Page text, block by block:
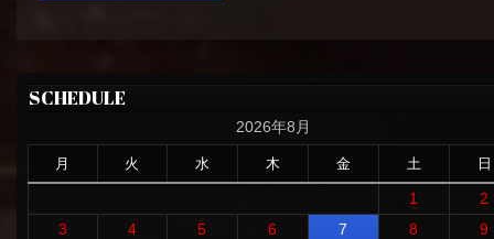
SCHEDULE
2026年8月
月 火 水 木 金 土 日
1
2
3
4 5 6 7 8
9